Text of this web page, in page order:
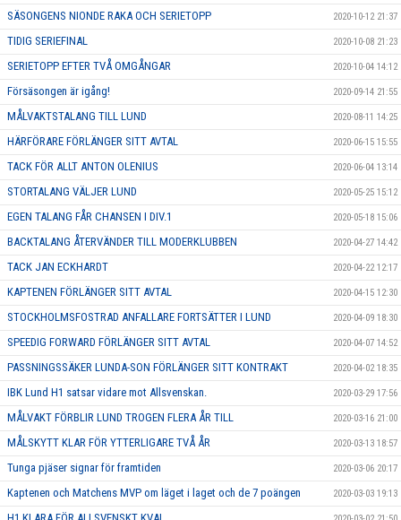
SÄSONGENS NIONDE RAKA OCH SERIETOPP 2020-10-12 21:37
TIDIG SERIEFINAL 2020-10-08 21:23
SERIETOPP EFTER TVÅ OMGÅNGAR 2020-10-04 14:12
Försäsongen är igång! 2020-09-14 21:55
MÅLVAKTSTALANG TILL LUND 2020-08-11 14:25
HÄRFÖRARE FÖRLÄNGER SITT AVTAL 2020-06-15 15:55
TACK FÖR ALLT ANTON OLENIUS 2020-06-04 13:14
STORTALANG VÄLJER LUND 2020-05-25 15:12
EGEN TALANG FÅR CHANSEN I DIV.1 2020-05-18 15:06
BACKTALANG ÅTERVÄNDER TILL MODERKLUBBEN 2020-04-27 14:42
TACK JAN ECKHARDT 2020-04-22 12:17
KAPTENEN FÖRLÄNGER SITT AVTAL 2020-04-15 12:30
STOCKHOLMSFOSTRAD ANFALLARE FORTSÄTTER I LUND 2020-04-09 18:30
SPEEDIG FORWARD FÖRLÄNGER SITT AVTAL 2020-04-07 14:52
PASSNINGSSÄKER LUNDA-SON FÖRLÄNGER SITT KONTRAKT 2020-04-02 18:35
IBK Lund H1 satsar vidare mot Allsvenskan. 2020-03-29 17:56
MÅLVAKT FÖRBLIR LUND TROGEN FLERA ÅR TILL 2020-03-16 21:00
MÅLSKYTT KLAR FÖR YTTERLIGARE TVÅ ÅR 2020-03-13 18:57
Tunga pjäser signar för framtiden 2020-03-06 20:17
Kaptenen och Matchens MVP om läget i laget och de 7 poängen 2020-03-03 19:13